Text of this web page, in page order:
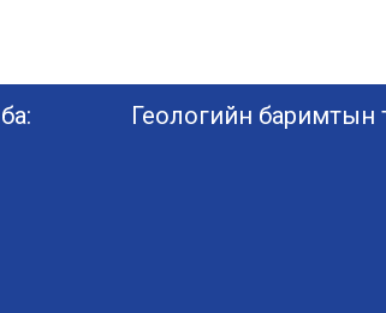
Геологийн баримтын